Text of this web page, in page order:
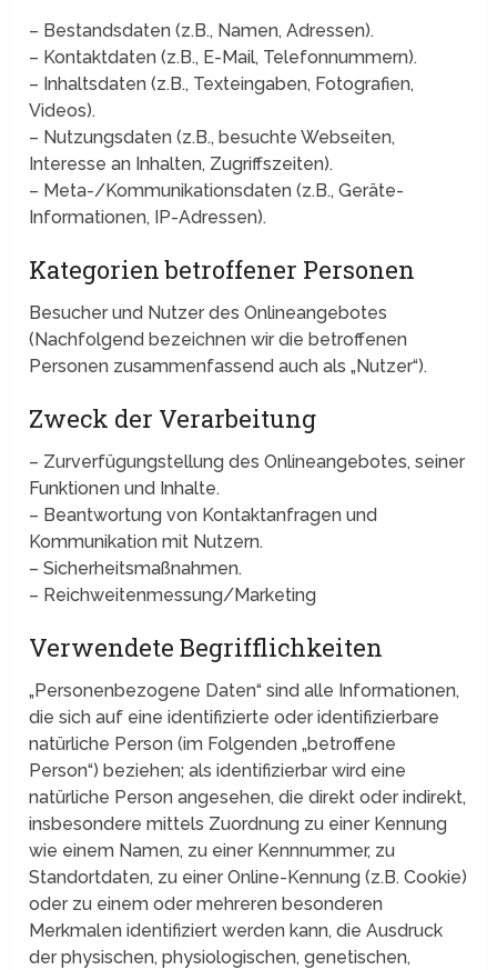
– Bestandsdaten (z.B., Namen, Adressen).
– Kontaktdaten (z.B., E-Mail, Telefonnummern).
– Inhaltsdaten (z.B., Texteingaben, Fotografien,
Videos).
– Nutzungsdaten (z.B., besuchte Webseiten,
Interesse an Inhalten, Zugriffszeiten).
– Meta-/Kommunikationsdaten (z.B., Geräte-
Informationen, IP-Adressen).
Kategorien betroffener Personen
Besucher und Nutzer des Onlineangebotes
(Nachfolgend bezeichnen wir die betroffenen
Personen zusammenfassend auch als „Nutzer“).
Zweck der Verarbeitung
– Zurverfügungstellung des Onlineangebotes, seiner
Funktionen und Inhalte.
– Beantwortung von Kontaktanfragen und
Kommunikation mit Nutzern.
– Sicherheitsmaßnahmen.
– Reichweitenmessung/Marketing
Verwendete Begrifflichkeiten
„Personenbezogene Daten“ sind alle Informationen,
die sich auf eine identifizierte oder identifizierbare
natürliche Person (im Folgenden „betroffene
Person“) beziehen; als identifizierbar wird eine
natürliche Person angesehen, die direkt oder indirekt,
insbesondere mittels Zuordnung zu einer Kennung
wie einem Namen, zu einer Kennnummer, zu
Standortdaten, zu einer Online-Kennung (z.B. Cookie)
oder zu einem oder mehreren besonderen
Merkmalen identifiziert werden kann, die Ausdruck
der physischen, physiologischen, genetischen,